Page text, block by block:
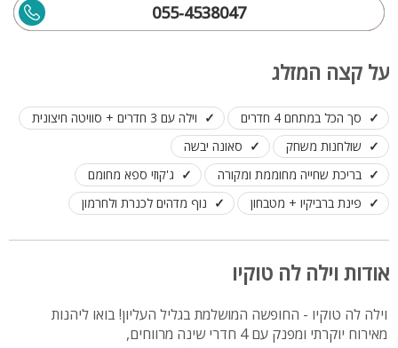
055-4538047
על קצה המזלג
סך הכל במתחם 4 חדרים
וילה עם 3 חדרים + סוויטה חיצונית
שולחנות משחק
סאונה יבשה
בריכת שחייה מחוממת ומקורה
ג'קוזי ספא מחומם
פינת ברביקיו + מטבחון
נוף מדהים לכנרת ולחרמון
אודות וילה לה טוקיו
וילה לה טוקיו - החופשה המושלמת בגליל העליון! בואו ליהנות
מאירוח יוקרתי ומפנק עם 4 חדרי שינה מרווחים,